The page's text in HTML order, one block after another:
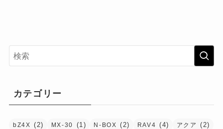
カテゴリー
bZ4X (2) MX-30 (1) N-BOX (2) RAV4 (4) アクア (2)